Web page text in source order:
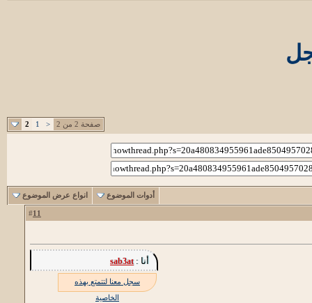
صفحة 2 من 2 <
1
2
أدوات الموضوع انواع عرض الموضوع
11
أنا :sab3at
سجل معنا لتتمتع بهذه
الخاصية